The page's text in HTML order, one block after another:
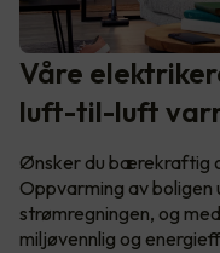
Våre
luft-til-luft
Ønsker du bærekraftig
Oppvarming av
strømregningen, og
miljøvennlig og